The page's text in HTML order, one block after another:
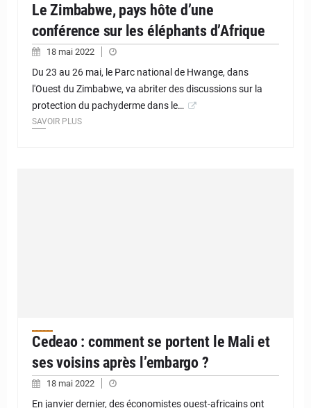
Le Zimbabwe, pays hôte d’une
conférence sur les éléphants d’Afrique
18 mai 2022
Du 23 au 26 mai, le Parc national de Hwange, dans
l'Ouest du Zimbabwe, va abriter des discussions sur la
protection du pachyderme dans le…
SAVOIR PLUS
Cedeao : comment se portent le Mali et
ses voisins après l’embargo ?
18 mai 2022
En janvier dernier, des économistes ouest-africains ont